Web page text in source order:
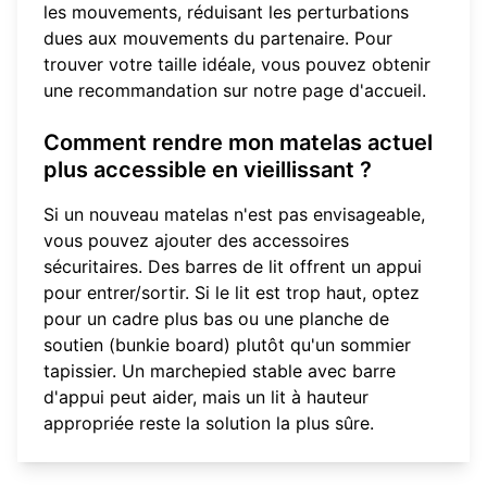
les mouvements, réduisant les perturbations
dues aux mouvements du partenaire. Pour
trouver votre taille idéale, vous pouvez obtenir
une recommandation sur notre page d'accueil.
Comment rendre mon matelas actuel
plus accessible en vieillissant ?
Si un nouveau matelas n'est pas envisageable,
vous pouvez ajouter des accessoires
sécuritaires. Des barres de lit offrent un appui
pour entrer/sortir. Si le lit est trop haut, optez
pour un cadre plus bas ou une planche de
soutien (bunkie board) plutôt qu'un sommier
tapissier. Un marchepied stable avec barre
d'appui peut aider, mais un lit à hauteur
appropriée reste la solution la plus sûre.